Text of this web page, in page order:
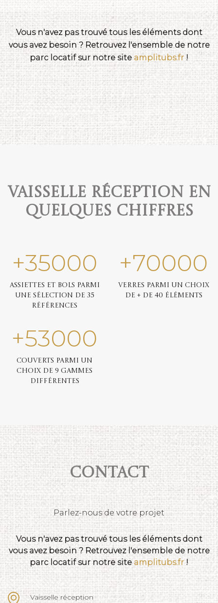
Vous n'avez pas trouvé tous les éléments dont
vous avez besoin ? Retrouvez l'ensemble de notre
parc locatif sur notre site amplitubs.fr !
Vaisselle réception en
quelques chiffres
+35000
Assiettes et bols parmi
une sélection de 35
références
+70000
Verres parmi un choix
de + de 40 éléments
+53000
Couverts parmi un
choix de 9 gammes
différentes
Contact
Parlez-nous de votre projet
Vous n'avez pas trouvé tous les éléments dont
vous avez besoin ? Retrouvez l'ensemble de notre
parc locatif sur notre site amplitubs.fr !
Vaisselle réception